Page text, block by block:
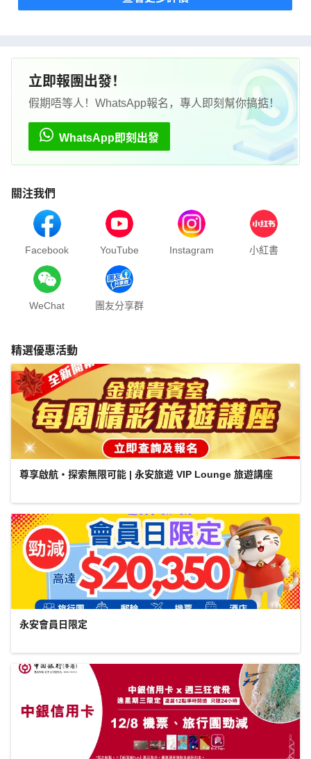
立即報團出發！
假期唔等人！WhatsApp報名，專人即刻幫你搞掂！
WhatsApp即刻出發
關注我們
Facebook YouTube Instagram 小紅書
WeChat 團友分享群
精選優惠活動
尊享啟航・探索無限可能 | 永安旅遊 VIP Lounge 旅遊講座
永安會員日限定